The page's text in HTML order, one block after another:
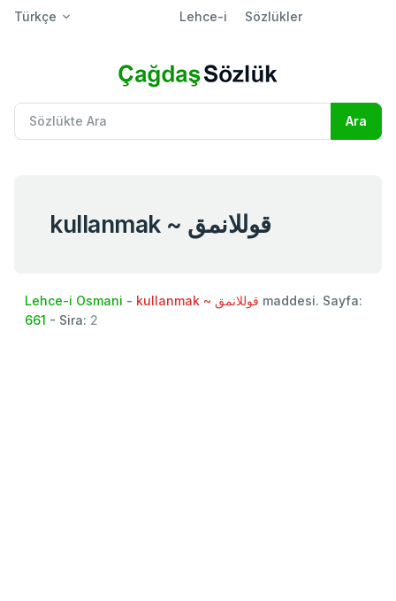
Türkçe Lehce-i Sözlükler
kullanmak ~ قوللانمق
Lehce-i Osmani - kullanmak ~ قوللانمق maddesi. Sayfa:
661 - Sira: 2